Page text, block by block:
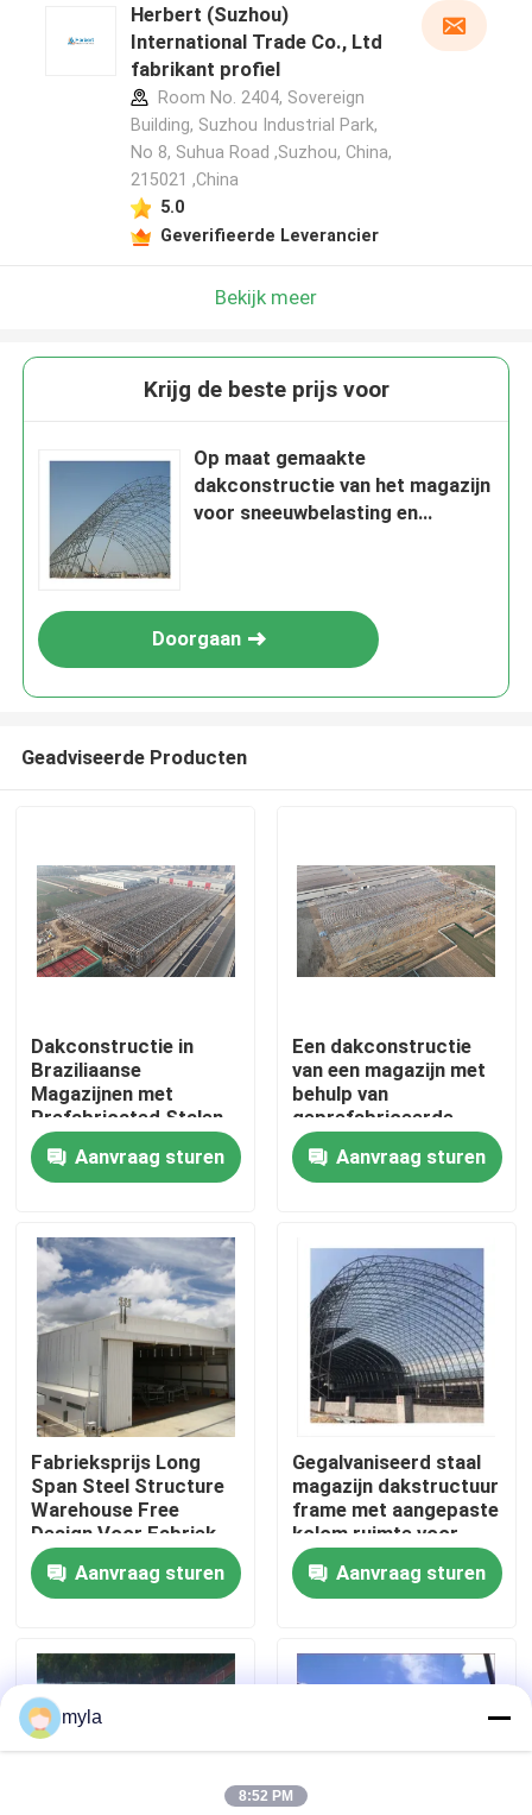
Huis
Ongeveer ons
Fabrieksreis
Kwaliteitscontrole
Contacteer ons
Nieuws
Gevallen
staal ruimtekaders
Herbert (Suzhou)
International Trade Co., Ltd
fabrikant profiel
Room No. 2404, Sovereign
Building, Suzhou Industrial Park,
No 8, Suhua Road ,Suzhou, China,
215021 ,China
5.0
Geverifieerde Leverancier
Bekijk meer
Krijg de beste prijs voor
Op maat gemaakte
dakconstructie van het magazijn
voor sneeuwbelasting en
Doorgaan
Geadviseerde Producten
Dakconstructie in
Braziliaanse
Magazijnen met
Prefabricated Stalen
Elementen voor
Snellere Montage en
Constructie in
Aanvraag sturen
Een dakconstructie
van een magazijn met
behulp van
geprefabriceerde
stalen elementen om
snellere assemblage
en constructie in
Aanvraag sturen
Fabrieksprijs Long
Span Steel Structure
Warehouse Free
Design Voor Fabriek
Airport Hangar ISO GB
Aanvraag sturen
Gegalvaniseerd staal
magazijn dakstructuur
frame met aangepaste
kolom ruimte voor
aangepaste behoeften
Aanvraag sturen
myla
8:52 PM